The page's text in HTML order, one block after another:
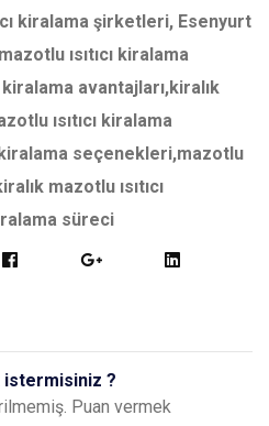
kiralama şirketleri, Esenyurt
mazotlu ısıtıcı kiralama
avantajları,kiralık
ısıtıcı kiralama
kiralama seçenekleri,mazotlu
mazotlu ısıtıcı
süreci
istermisiniz ?
Puan vermek